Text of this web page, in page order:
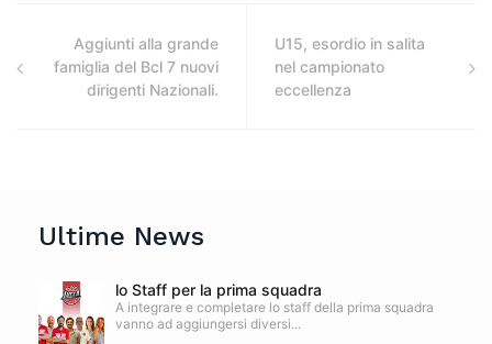
Aggiunti alla grande
famiglia del Bcl 7 nuovi
dirigenti Nazionali.
U15, esordio in salita
nel campionato
eccellenza
Ultime News
lo Staff per la prima squadra
A integrare e completare lo staff della prima squadra
vanno ad aggiungersi diversi...